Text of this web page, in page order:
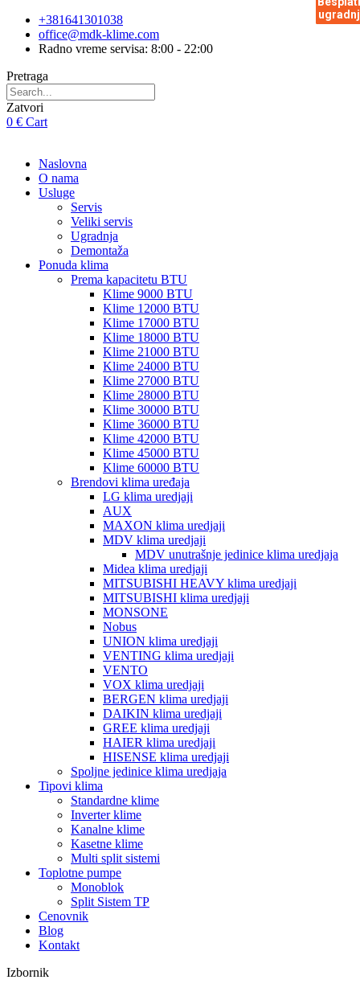
Skip
content
+381641301038
office@mdk-klime.com
Radno vreme servisa: 8:00 - 22:00
Pretraga
Zatvori
0 € Cart
Naslovna
O nama
Usluge
Servis
Veliki servis
Ugradnja
Demontaža
Ponuda klima
Prema kapacitetu BTU
Klime 9000 BTU
Klime 12000 BTU
Klime 17000 BTU
Klime 18000 BTU
Klime 21000 BTU
Klime 24000 BTU
Klime 27000 BTU
Klime 28000 BTU
Klime 30000 BTU
Klime 36000 BTU
Klime 42000 BTU
Klime 45000 BTU
Klime 60000 BTU
Brendovi klima uređaja
LG klima uredjaji
AUX
MAXON klima uredjaji
MDV klima uredjaji
MDV unutrašnje jedinice klima uredjaja
Midea klima uredjaji
MITSUBISHI HEAVY klima uredjaji
MITSUBISHI klima uredjaji
MONSONE
Nobus
UNION klima uredjaji
VENTING klima uredjaji
VENTO
VOX klima uredjaji
BERGEN klima uredjaji
DAIKIN klima uredjaji
GREE klima uredjaji
HAIER klima uredjaji
HISENSE klima uredjaji
Spoljne jedinice klima uredjaja
Tipovi klima
Standardne klime
Inverter klime
Kanalne klime
Kasetne klime
Multi split sistemi
Toplotne pumpe
Monoblok
Split Sistem TP
Cenovnik
Blog
Kontakt
Izbornik